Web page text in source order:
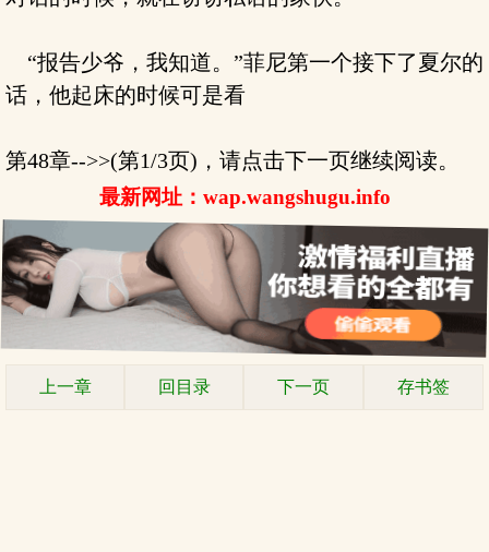
“报告少爷，我知道。”菲尼第一个接下了夏尔的
话，他起床的时候可是看
第48章-->>(第1/3页)，请点击下一页继续阅读。
最新网址：wap.wangshugu.info
上一章 回目录 下一页 存书签